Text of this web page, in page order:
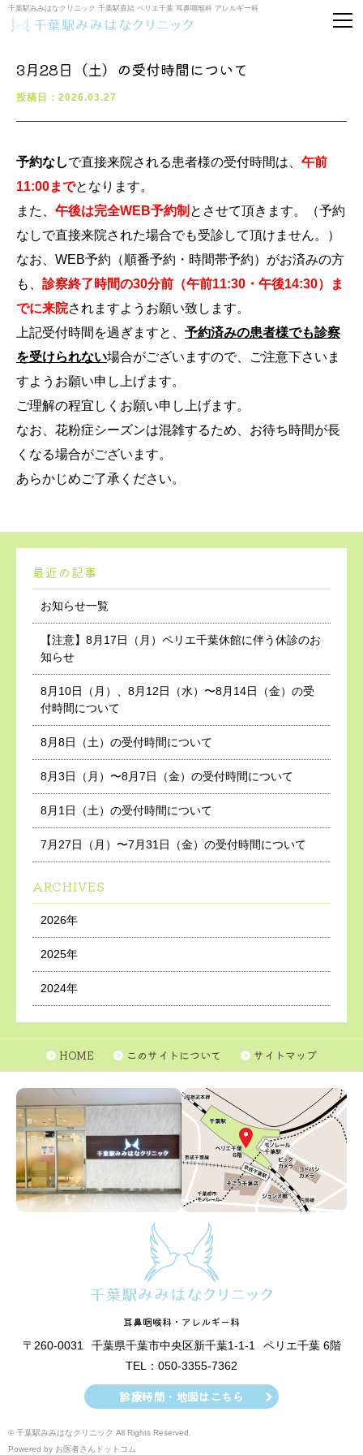
千葉駅みみはなクリニック 千葉駅直結 ペリエ千葉 耳鼻咽喉科 アレルギー科
3月28日（土）の受付時間について
投稿日：2026.03.27
予約なしで直接来院される患者様の受付時間は、 午前
11:00までとなります。
また、 午後は完全WEB予約制 とさせて頂きます。（予約
なしで直接来院された場合でも受診して頂けません。）
なお、WEB予約（順番予約・時間帯予約）がお済みの方
も、 診察終了時間の30分前（午前11:30・午後14:30）ま
でに来院されますようお願い致します。
上記受付時間を過ぎますと、 予約済みの患者様でも診察
を受けられない場合がございますので、ご注意下さいま
すようお願い申し上げます。
ご理解の程宜しくお願い申し上げます。
なお、花粉症シーズンは混雑するため、お待ち時間が長
くなる場合がございます。
あらかじめご了承ください。
最近の記事
お知らせ一覧
【注意】8月17日（月）ペリエ千葉休館に伴う休診のお
知らせ
8月10日（月）、8月12日（水）〜8月14日（金）の受
付時間について
8月8日（土）の受付時間について
8月3日（月）〜8月7日（金）の受付時間について
8月1日（土）の受付時間について
7月27日（月）〜7月31日（金）の受付時間について
ARCHIVES
2026年
2025年
2024年
HOME このサイトについて サイトマップ
耳鼻咽喉科・アレルギー科
〒260-0031 千葉県千葉市中央区新千葉1-1-1
ペリエ千葉 6階
TEL：050-3355-7362
診療時間・地図はこちら
© 千葉駅みみはなクリニック All Rights Reserved.
Powered by お医者さんドットコム